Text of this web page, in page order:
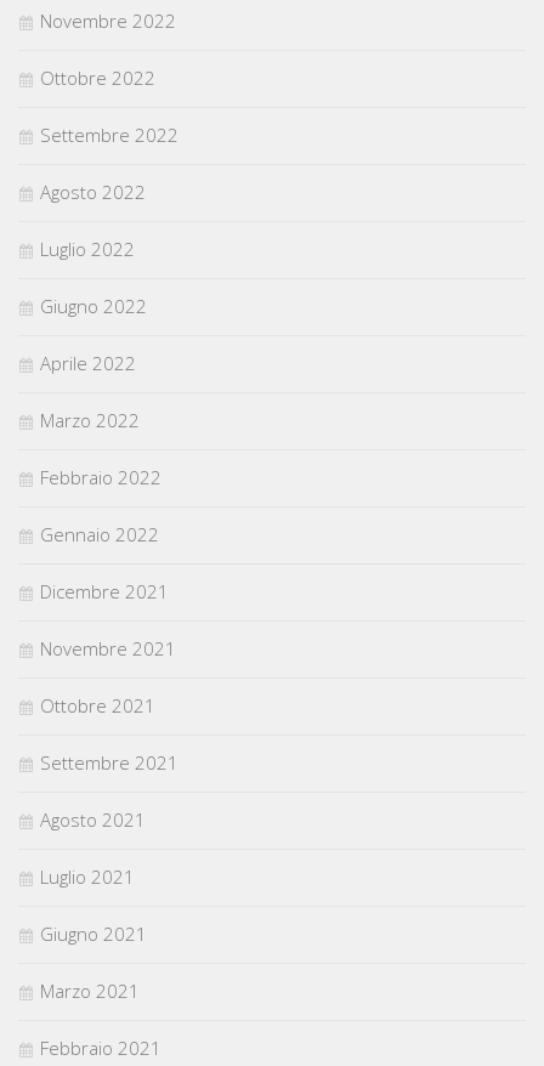
Novembre 2022
Ottobre 2022
Settembre 2022
Agosto 2022
Luglio 2022
Giugno 2022
Aprile 2022
Marzo 2022
Febbraio 2022
Gennaio 2022
Dicembre 2021
Novembre 2021
Ottobre 2021
Settembre 2021
Agosto 2021
Luglio 2021
Giugno 2021
Marzo 2021
Febbraio 2021